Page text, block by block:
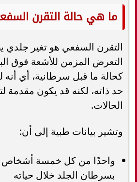
ما هي حالة التقرن
التقرن السفعي هو تغير جلدي
التعرض المزمن للأشعة فوق
كحالة ما قبل سرطانية، أي
حد ذاته، لكنه قد يكون
الحالات.
وتشير بيانات طبية إلى أن:
واحدًا من كل خمسة
بسرطان الجلد خلال حياته